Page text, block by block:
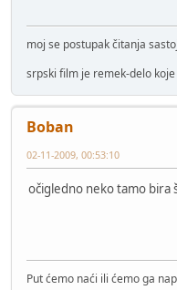
moj se postupak čitanja
srpski film je remek-delo
Boban
02-11-2009, 00:53:10
očigledno neko tamo bira
Put ćemo naći ili ćemo ga